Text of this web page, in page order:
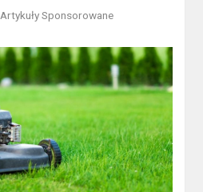
Artykuły Sponsorowane